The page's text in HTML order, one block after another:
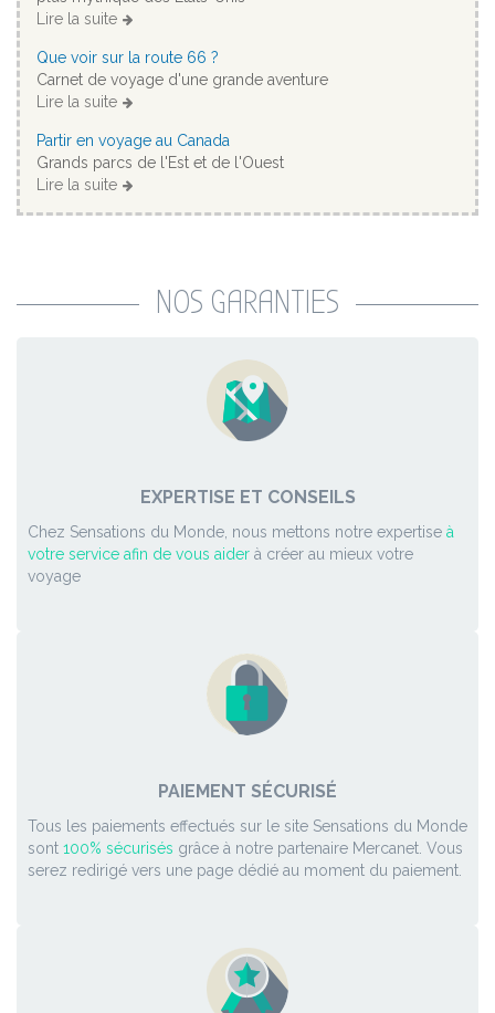
Lire la suite
Que voir sur la route 66 ?
Carnet de voyage d'une grande aventure
Lire la suite
Partir en voyage au Canada
Grands parcs de l'Est et de l'Ouest
Lire la suite
NOS GARANTIES
EXPERTISE ET CONSEILS
Chez Sensations du Monde, nous mettons notre expertise à
votre service afin de vous aider à créer au mieux votre
voyage
PAIEMENT SÉCURISÉ
Tous les paiements effectués sur le site Sensations du Monde
sont 100% sécurisés grâce à notre partenaire Mercanet. Vous
serez redirigé vers une page dédié au moment du paiement.